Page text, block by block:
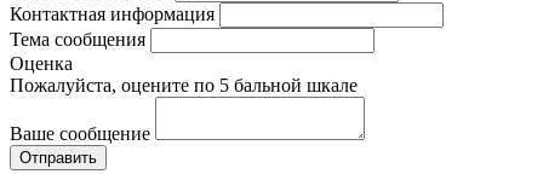
Контактная информация
Тема сообщения
Оценка
Пожалуйста, оцените по 5 бальной шкале
Ваше сообщение